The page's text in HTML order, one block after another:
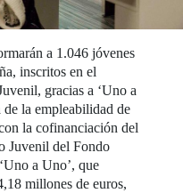
a 1.046 jóvenes
inscritos en el
gracias a ‘Uno a
la empleabilidad de
la cofinanciación del
Juvenil del Fondo
a Uno’, que
millones de euros,